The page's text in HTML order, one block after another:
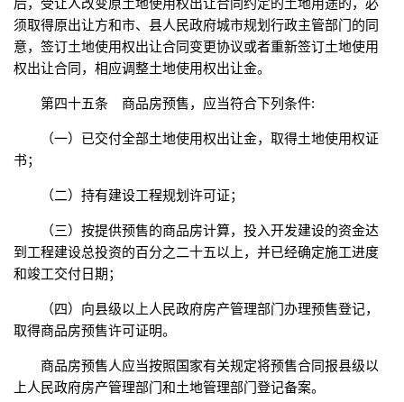
后，受让人改变原土地使用权出让合同约定的土地用途的，必
须取得原出让方和市、县人民政府城市规划行政主管部门的同
意，签订土地使用权出让合同变更协议或者重新签订土地使用
权出让合同，相应调整土地使用权出让金。
第四十五条 商品房预售，应当符合下列条件:
（一）已交付全部土地使用权出让金，取得土地使用权证
书；
（二）持有建设工程规划许可证；
（三）按提供预售的商品房计算，投入开发建设的资金达
到工程建设总投资的百分之二十五以上，并已经确定施工进度
和竣工交付日期；
（四）向县级以上人民政府房产管理部门办理预售登记，
取得商品房预售许可证明。
商品房预售人应当按照国家有关规定将预售合同报县级以
上人民政府房产管理部门和土地管理部门登记备案。